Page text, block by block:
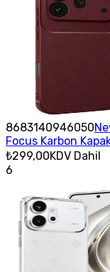
8683140946050
Focus Karbon
₺299,00KDV Dahil
6